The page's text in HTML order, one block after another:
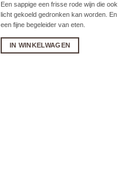
Een sappige een frisse rode wijn die ook
licht gekoeld gedronken kan worden. En
een fijne begeleider van eten.
IN WINKELWAGEN